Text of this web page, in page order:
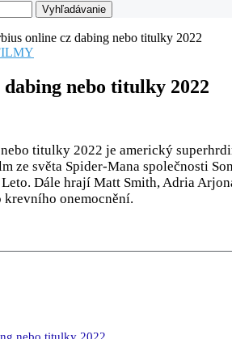
Vyhľadávanie
online cz dabing nebo titulky 2022
nebo titulky 2022
titulky 2022 je americký
ze světa Spider-Mana společnosti
Dále hrají Matt Smith, Adria
onemocnění.
nebo titulky 2022